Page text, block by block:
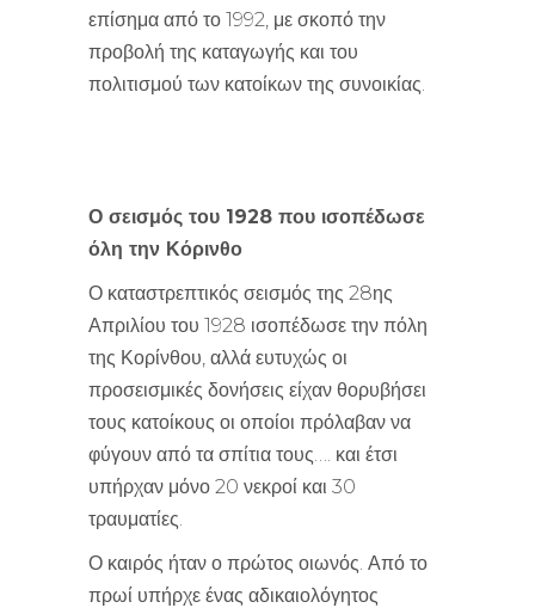
επίσημα από το 1992, με σκοπό την
προβολή της καταγωγής και του
πολιτισμού των κατοίκων της συνοικίας.
Ο σεισμός του 1928 που ισοπέδωσε
όλη την Κόρινθο
Ο καταστρεπτικός σεισμός της 28ης
Απριλίου του 1928 ισοπέδωσε την πόλη
της Κορίνθου, αλλά ευτυχώς οι
προσεισμικές δονήσεις είχαν θορυβήσει
τους κατοίκους οι οποίοι πρόλαβαν να
φύγουν από τα σπίτια τους…. και έτσι
υπήρχαν μόνο 20 νεκροί και 30
τραυματίες.
Ο καιρός ήταν ο πρώτος οιωνός. Από το
πρωί υπήρχε ένας αδικαιολόγητος